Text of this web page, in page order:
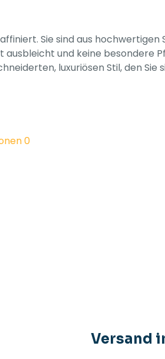
Sie sind aus hochwertigen
und keine besondere
luxuriösen Stil, den
0
Versand